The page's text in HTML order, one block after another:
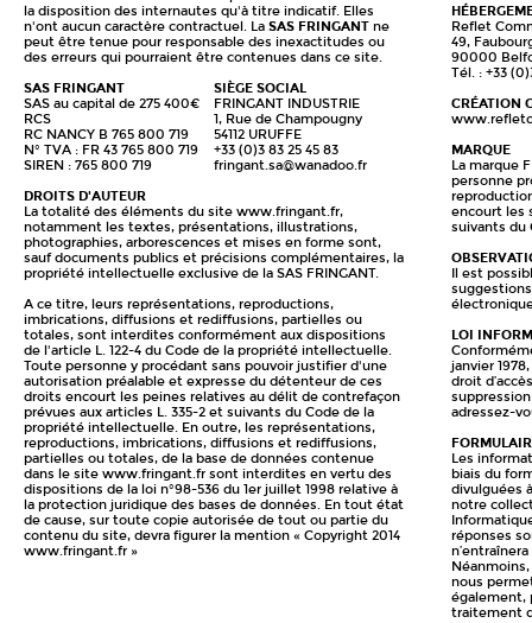
la disposition des internautes qu'à titre indicatif. Elles
n'ont aucun caractère contractuel. La SAS FRINGANT ne
peut être tenue pour responsable des inexactitudes ou
des erreurs qui pourraient être contenues dans ce site.
SAS FRINGANT
SAS au capital de 275 400€
RCS
RC NANCY B 765 800 719
N° TVA : FR 43 765 800 719
SIREN : 765 800 719
SIÈGE SOCIAL
FRINGANT INDUSTRIE
1, Rue de Champougny
54112 URUFFE
+33 (0)3 83 25 45 83
fringant.sa@wanadoo.fr
DROITS D'AUTEUR
La totalité des éléments du site www.fringant.fr,
notamment les textes, présentations, illustrations,
photographies, arborescences et mises en forme sont,
sauf documents publics et précisions complémentaires, la
propriété intellectuelle exclusive de la SAS FRINGANT.
A ce titre, leurs représentations, reproductions,
imbrications, diffusions et rediffusions, partielles ou
totales, sont interdites conformément aux dispositions
de l'article L. 122-4 du Code de la propriété intellectuelle.
Toute personne y procédant sans pouvoir justifier d'une
autorisation préalable et expresse du détenteur de ces
droits encourt les peines relatives au délit de contrefaçon
prévues aux articles L. 335-2 et suivants du Code de la
propriété intellectuelle. En outre, les représentations,
reproductions, imbrications, diffusions et rediffusions,
partielles ou totales, de la base de données contenue
dans le site www.fringant.fr sont interdites en vertu des
dispositions de la loi n°98-536 du 1er juillet 1998 relative à
la protection juridique des bases de données. En tout état
de cause, sur toute copie autorisée de tout ou partie du
contenu du site, devra figurer la mention « Copyright 2014
www.fringant.fr »
Reflet
49,
90000
Tél. : +33
CRÉATION
MARQUE
La marque
personne
encourt les
suivants du
Il est
LOI
janvier
droit
adressez-
Les
biais du
divulguées
notre
réponses
nous
également,
traitement